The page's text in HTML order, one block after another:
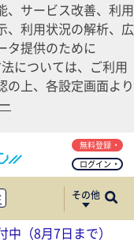
、サービス改善、利用
、利用状況の解析、広
タ提供のために
については、ご利用
の上、各設定画面より
ログイン
無料登録
その他
（8月7日まで）